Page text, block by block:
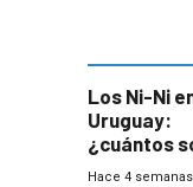
Los Ni-Ni
Uruguay:
¿cuántos
en dónde
Hace 4 semanas